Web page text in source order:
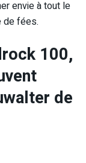
envie à tout le
de fées.
100,
de